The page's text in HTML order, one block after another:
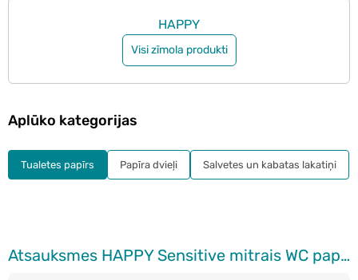
HAPPY
Visi zīmola produkti
Atsauksmes HAPPY Sensitive mitrais WC papīrs, 42gab.
Aplūko kategorijas
Tualetes papīrs Papīra dvieļi Salvetes un kabatas lakatiņi